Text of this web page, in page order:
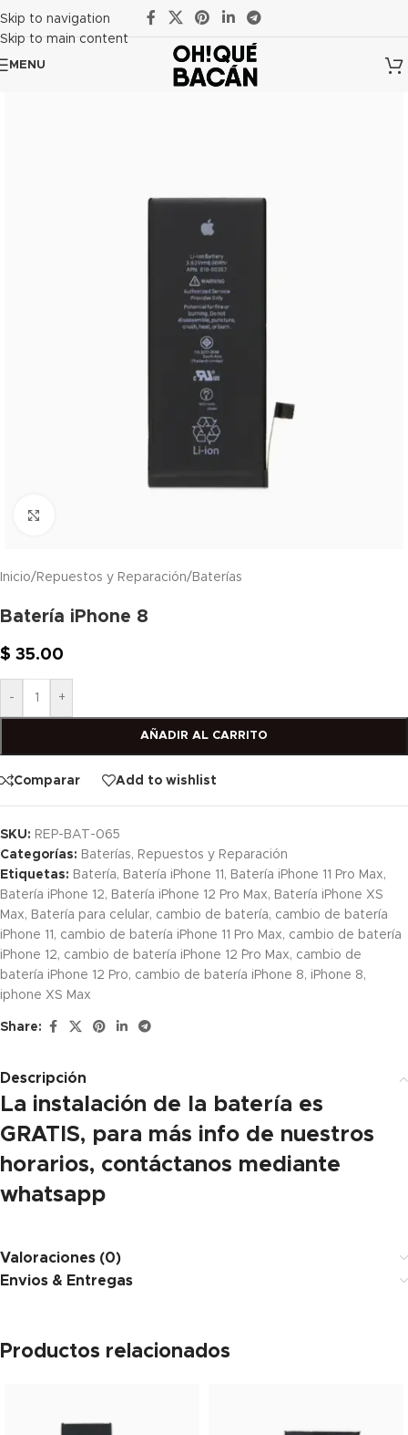
Skip to navigation
Skip to main content
MENU
Inicio/ Repuestos y Reparación/ Baterías
Batería iPhone 8
$ 35.00
- +
AÑADIR AL CARRITO
Comparar Add to wishlist
SKU: REP-BAT-065
Categorías: Baterías, Repuestos y Reparación
Etiquetas: Batería, Batería iPhone 11 , Batería iPhone 11 Pro Max,
Batería iPhone 12, Batería iPhone 12 Pro Max, Batería iPhone XS
Max, Batería para celular, cambio de batería, cambio de batería
iPhone 11 , cambio de batería iPhone 11 Pro Max, cambio de batería
iPhone 12, cambio de batería iPhone 12 ´Pro Max, cambio de
batería iPhone 12 Pro, cambio de batería iPhone 8, iPhone 8,
iphone XS Max
Share:
Descripción
La instalación de la batería es
GRATIS, para más info de nuestros
horarios, contáctanos mediante
whatsapp
Valoraciones (0)
Envios & Entregas
Productos relacionados